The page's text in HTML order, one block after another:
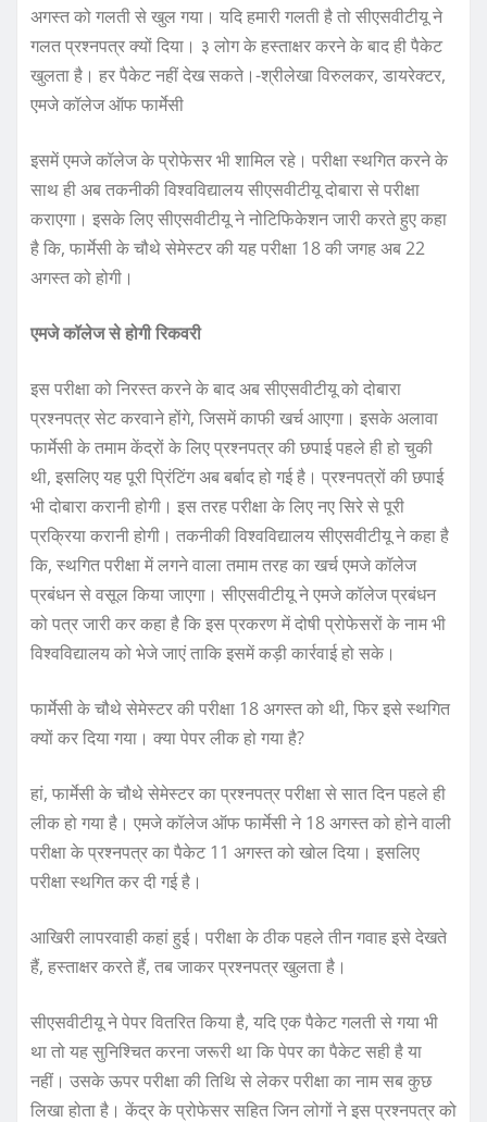
अगस्त को गलती से खुल गया। यदि हमारी गलती है तो सीएसवीटीयू ने
गलत प्रश्नपत्र क्यों दिया। ३ लोग के हस्ताक्षर करने के बाद ही पैकेट
खुलता है। हर पैकेट नहीं देख सकते।-श्रीलेखा विरुलकर, डायरेक्टर,
एमजे कॉलेज ऑफ फार्मेसी
इसमें एमजे कॉलेज के प्रोफेसर भी शामिल रहे। परीक्षा स्थगित करने के
साथ ही अब तकनीकी विश्वविद्यालय सीएसवीटीयू दोबारा से परीक्षा
कराएगा। इसके लिए सीएसवीटीयू ने नोटिफिकेशन जारी करते हुए कहा
है कि, फार्मेसी के चौथे सेमेस्टर की यह परीक्षा 18 की जगह अब 22
अगस्त को होगी।
एमजे कॉलेज से होगी रिकवरी
इस परीक्षा को निरस्त करने के बाद अब सीएसवीटीयू को दोबारा
प्रश्नपत्र सेट करवाने होंगे, जिसमें काफी खर्च आएगा। इसके अलावा
फार्मेसी के तमाम केंद्रों के लिए प्रश्नपत्र की छपाई पहले ही हो चुकी
थी, इसलिए यह पूरी प्रिंटिंग अब बर्बाद हो गई है। प्रश्नपत्रों की छपाई
भी दोबारा करानी होगी। इस तरह परीक्षा के लिए नए सिरे से पूरी
प्रक्रिया करानी होगी। तकनीकी विश्वविद्यालय सीएसवीटीयू ने कहा है
कि, स्थगित परीक्षा में लगने वाला तमाम तरह का खर्च एमजे कॉलेज
प्रबंधन से वसूल किया जाएगा। सीएसवीटीयू ने एमजे कॉलेज प्रबंधन
को पत्र जारी कर कहा है कि इस प्रकरण में दोषी प्रोफेसरों के नाम भी
विश्वविद्यालय को भेजे जाएं ताकि इसमें कड़ी कार्रवाई हो सके।
फार्मेसी के चौथे सेमेस्टर की परीक्षा 18 अगस्त को थी, फिर इसे स्थगित
क्यों कर दिया गया। क्या पेपर लीक हो गया है?
हां, फार्मेसी के चौथे सेमेस्टर का प्रश्नपत्र परीक्षा से सात दिन पहले ही
लीक हो गया है। एमजे कॉलेज ऑफ फार्मेसी ने 18 अगस्त को होने वाली
परीक्षा के प्रश्नपत्र का पैकेट 11 अगस्त को खोल दिया। इसलिए
परीक्षा स्थगित कर दी गई है।
आखिरी लापरवाही कहां हुई। परीक्षा के ठीक पहले तीन गवाह इसे देखते
हैं, हस्ताक्षर करते हैं, तब जाकर प्रश्नपत्र खुलता है।
सीएसवीटीयू ने पेपर वितरित किया है, यदि एक पैकेट गलती से गया भी
था तो यह सुनिश्चित करना जरूरी था कि पेपर का पैकेट सही है या
नहीं। उसके ऊपर परीक्षा की तिथि से लेकर परीक्षा का नाम सब कुछ
लिखा होता है। केंद्र के प्रोफेसर सहित जिन लोगों ने इस प्रश्नपत्र को